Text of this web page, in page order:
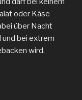
oder Käse
über Nacht
bei extrem
wird.